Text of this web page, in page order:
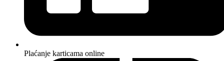
Plaćanje karticama online